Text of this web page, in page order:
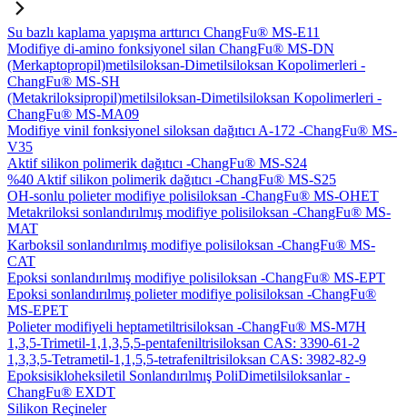
Su bazlı kaplama yapışma arttırıcı ChangFu® MS-E11
Modifiye di-amino fonksiyonel silan ChangFu® MS-DN
(Merkaptopropil)metilsiloksan-Dimetilsiloksan Kopolimerleri -
ChangFu® MS-SH
(Metakriloksipropil)metilsiloksan-Dimetilsiloksan Kopolimerleri -
ChangFu® MS-MA09
Modifiye vinil fonksiyonel siloksan dağıtıcı A-172 -ChangFu® MS-
V35
Aktif silikon polimerik dağıtıcı -ChangFu® MS-S24
%40 Aktif silikon polimerik dağıtıcı -ChangFu® MS-S25
OH-sonlu polieter modifiye polisiloksan -ChangFu® MS-OHET
Metakriloksi sonlandırılmış modifiye polisiloksan -ChangFu® MS-
MAT
Karboksil sonlandırılmış modifiye polisiloksan -ChangFu® MS-
CAT
Epoksi sonlandırılmış modifiye polisiloksan -ChangFu® MS-EPT
Epoksi sonlandırılmış polieter modifiye polisiloksan -ChangFu®
MS-EPET
Polieter modifiyeli heptametiltrisiloksan -ChangFu® MS-M7H
1,3,5-Trimetil-1,1,3,5,5-pentafeniltrisiloksan CAS: 3390-61-2
1,3,3,5-Tetrametil-1,1,5,5-tetrafeniltrisiloksan CAS: 3982-82-9
Epoksisikloheksiletil Sonlandırılmış PoliDimetilsiloksanlar -
ChangFu® EXDT
Silikon Reçineler